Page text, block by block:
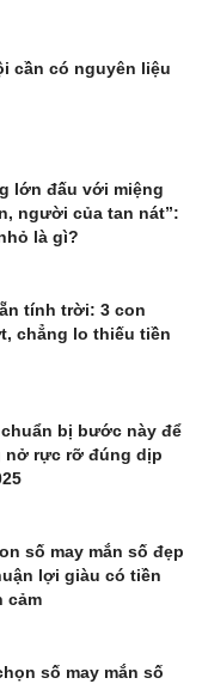
cần có nguyên liệu
lớn đấu với miệng
người của tan nát”:
là gì?
tính trời: 3 con
chẳng lo thiếu tiền
bị bước này để
nở rực rỡ đúng dịp
số may mắn số đẹp
lợi giàu có tiền
cảm
số may mắn số